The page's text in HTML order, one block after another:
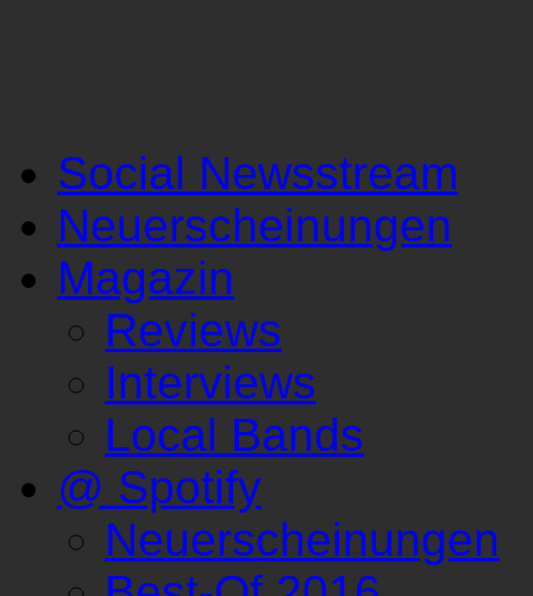
Social Newsstream
Neuerscheinungen
Magazin
Reviews
Interviews
Local Bands
@ Spotify
Neuerscheinungen